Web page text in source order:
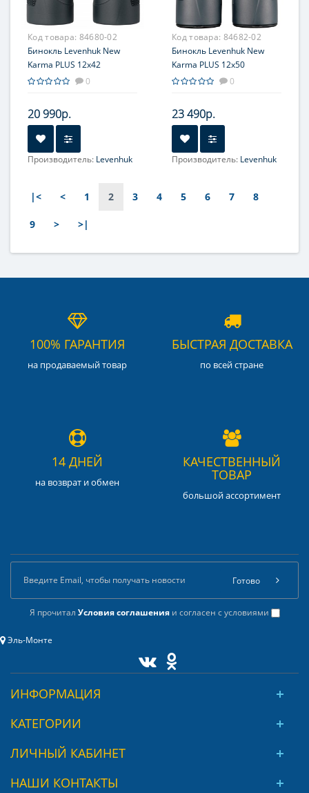
Код товара: 84680-02
Бинокль Levenhuk New
Karma PLUS 12x42
0
20 990р.
Производитель: Levenhuk
Код товара: 84682-02
Бинокль Levenhuk New
Karma PLUS 12x50
0
23 490р.
Производитель: Levenhuk
|< < 1 2 3 4 5 6 7 8
9 > >|
100% ГАРАНТИЯ
на продаваемый товар
БЫСТРАЯ ДОСТАВКА
по всей стране
14 ДНЕЙ
на возврат и обмен
КАЧЕСТВЕННЫЙ
ТОВАР
большой ассортимент
Я прочитал Условия соглашенияи согласен с условиями
Готово
Эль-Монте
ИНФОРМАЦИЯ
КАТЕГОРИИ
ЛИЧНЫЙ КАБИНЕТ
НАШИ КОНТАКТЫ